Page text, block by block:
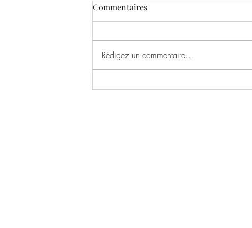
Soul Dating #34ème
Commentaires
Rédigez un commentaire...